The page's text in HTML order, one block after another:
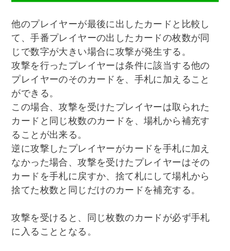
他のプレイヤーが最後に出したカードと比較し
て、手番プレイヤーの出したカードの枚数が同
じで数字が大きい場合に攻撃が発生する。
攻撃を行ったプレイヤーは条件に該当する他の
プレイヤーのそのカードを、手札に加えること
ができる。
この場合、攻撃を受けたプレイヤーは取られた
カードと同じ枚数のカードを、場札から補充す
ることが出来る。
逆に攻撃したプレイヤーがカードを手札に加え
なかった場合、攻撃を受けたプレイヤーはその
カードを手札に戻すか、捨て札にして場札から
捨てた枚数と同じだけのカードを補充する。
攻撃を受けると、同じ枚数のカードが必ず手札
に入ることとなる。